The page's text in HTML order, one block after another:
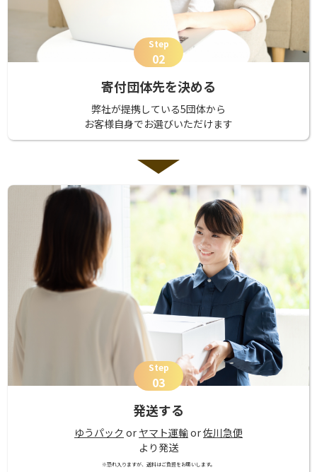
Step
02
寄付団体先を決める
弊社が提携している5団体から
お客様自身でお選びいただけます
Step
03
発送する
ゆうパック or ヤマト運輸or佐川急便
より発送
※恐れ入りますが、送料はご負担をお願いします。